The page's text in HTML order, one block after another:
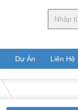
Dự Án Liên Hệ